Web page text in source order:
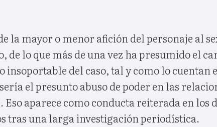
la mayor o menor afición del personaje al
de lo que más de una vez ha presumido el
insoportable del caso, tal y como lo cuentan
el presunto abuso de poder en las
Eso aparece como conducta reiterada en los
tras una larga investigación periodística.